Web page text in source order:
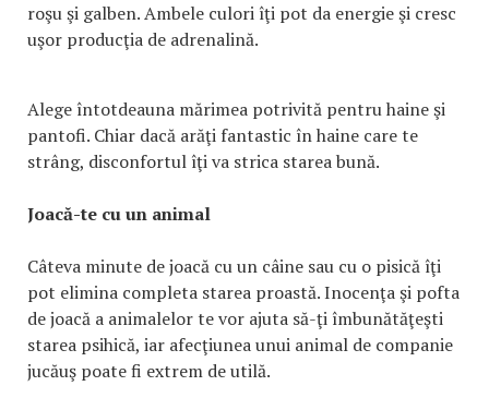
roşu şi galben. Ambele culori îţi pot da energie şi cresc
uşor producţia de adrenalină.
Alege întotdeauna mărimea potrivită pentru haine şi
pantofi. Chiar dacă arăţi fantastic în haine care te
strâng, disconfortul îţi va strica starea bună.
Joacă-te cu un animal
Câteva minute de joacă cu un câine sau cu o pisică îţi
pot elimina completa starea proastă. Inocenţa şi pofta
de joacă a animalelor te vor ajuta să-ţi îmbunătăţeşti
starea psihică, iar afecţiunea unui animal de companie
jucăuş poate fi extrem de utilă.